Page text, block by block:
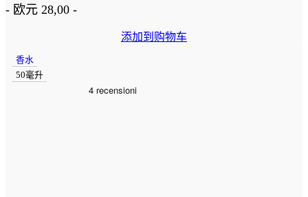
- 欧元 28,00 -
添加到购物车
香水
50毫升